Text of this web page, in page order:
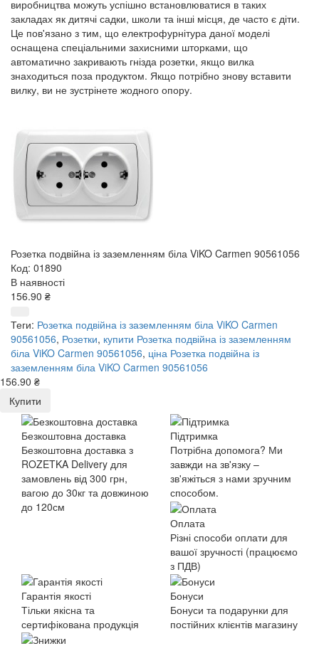
виробництва можуть успішно встановлюватися в таких
закладах як дитячі садки, школи та інші місця, де часто є діти.
Це пов'язано з тим, що електрофурнітура даної моделі
оснащена спеціальними захисними шторками, що
автоматично закривають гнізда розетки, якщо вилка
знаходиться поза продуктом. Якщо потрібно знову вставити
вилку, ви не зустрінете жодного опору.
Розетка подвійна із заземленням біла ViKO Carmen 90561056
Код: 01890
В наявності
156.90 ₴
Теги: Розетка подвійна із заземленням біла ViKO Carmen
90561056, Розетки, купити Розетка подвійна із заземленням
біла ViKO Carmen 90561056, ціна Розетка подвійна із
заземленням біла ViKO Carmen 90561056
156.90 ₴
Купити
Безкоштовна доставка
Безкоштовна доставка з
ROZETKA Delivery для
замовлень від 300 грн,
вагою до 30кг та довжиною
до 120см
Підтримка
Потрібна допомога? Ми
завжди на зв'язку –
зв'яжіться з нами зручним
способом.
Оплата
Різні способи оплати для
вашої зручності (працюємо
з ПДВ)
Гарантія якості
Тільки якісна та
сертифікована продукція
Бонуси
Бонуси та подарунки для
постійних клієнтів магазину